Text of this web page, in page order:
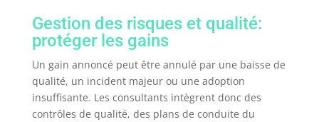
Gestion des risques et qualité:
protéger les gains
Un gain annoncé peut être annulé par une baisse de
qualité, un incident majeur ou une adoption
insuffisante. Les consultants intègrent donc des
contrôles de qualité, des plans de conduite du